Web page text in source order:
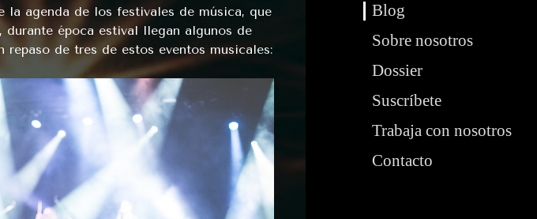
Blog
Sobre nosotros
Dossier
Suscríbete
Trabaja con nosotros
Contacto
la agenda de los festivales de música, que
época estival llegan algunos de
repaso de tres de estos eventos musicales: